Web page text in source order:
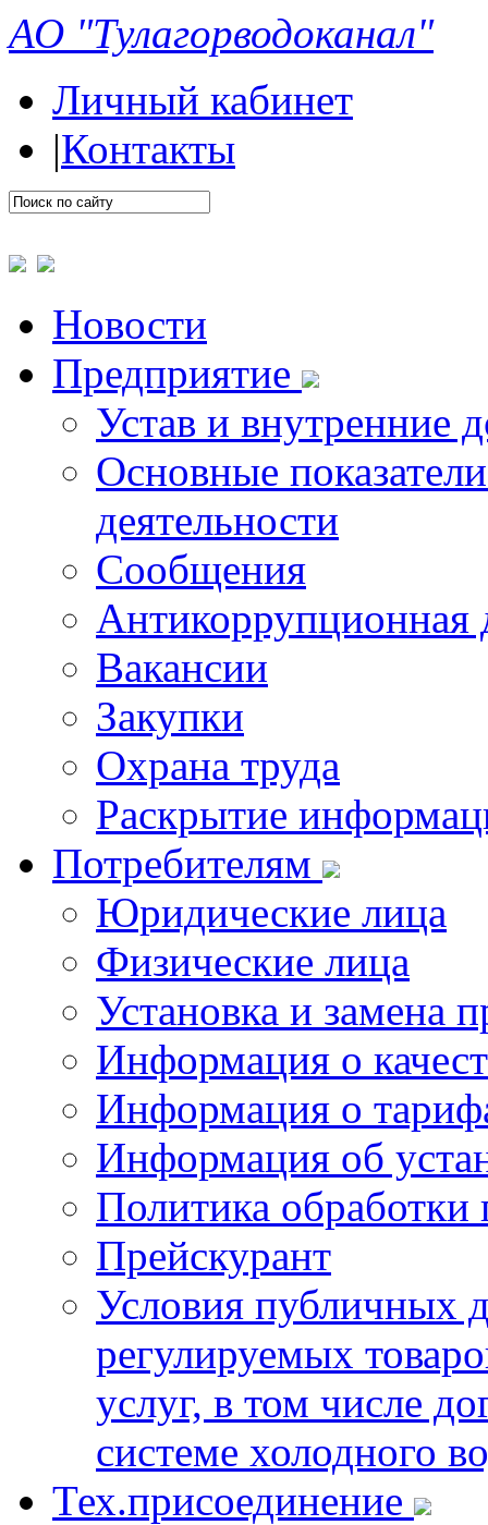
АО "Тулагорводоканал"
Личный кабинет
|Контакты
Новости
Предприятие
Устав и внутренние
Основные
деятельности
Сообщения
Антикоррупционная
Вакансии
Закупки
Охрана труда
Раскрытие
Потребителям
Юридические лица
Физические лица
Установка и замена
Информация о
Информация о
Информация об
Политика
Прейскурант
Условия публичных
регулируемых
услуг, в том числе
системе холодного
Тех.присоединение